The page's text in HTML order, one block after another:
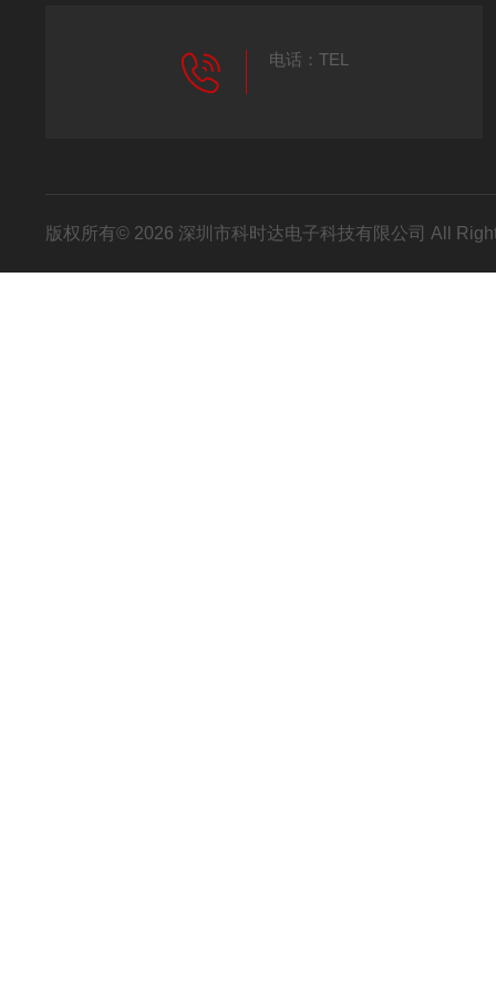
电话：TEL
版权所有© 2026 深圳市科时达电子科技有限公司 All